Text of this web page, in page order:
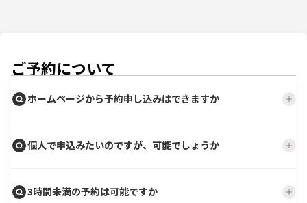
ご予約について
ホームページから予約申し込みはできますか
個人で申込みたいのですが、可能でしょうか
3時間未満の予約は可能ですか